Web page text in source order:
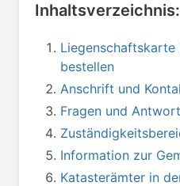
Inhaltsverzeichnis:
Liegenschaftskarte
bestellen
Anschrift und
Fragen und
Information zur
Katasterämter in